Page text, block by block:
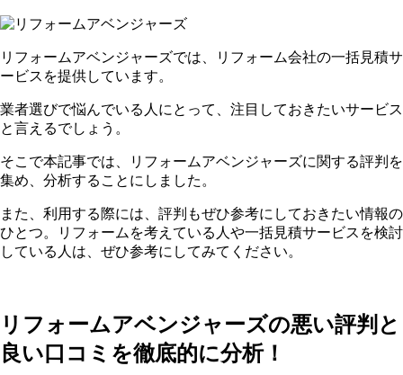
リフォームアベンジャーズでは、リフォーム会社の一括見積サ
ービスを提供しています。
業者選びで悩んでいる人にとって、注目しておきたいサービス
と言えるでしょう。
そこで本記事では、リフォームアベンジャーズに関する評判を
集め、分析することにしました。
また、利用する際には、評判もぜひ参考にしておきたい情報の
ひとつ。リフォームを考えている人や一括見積サービスを検討
している人は、ぜひ参考にしてみてください。
リフォームアベンジャーズの悪い評判と
良い口コミを徹底的に分析！